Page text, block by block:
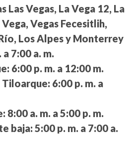
Las Vegas, La Vega 12, La
Vegas Fecesitlih,
Los Alpes y Monterrey
a 7:00 a. m.
6:00 p. m. a 12:00 m.
Tiloarque: 6:00 p. m. a
8:00 a. m. a 5:00 p. m.
baja: 5:00 p. m. a 7:00 a.